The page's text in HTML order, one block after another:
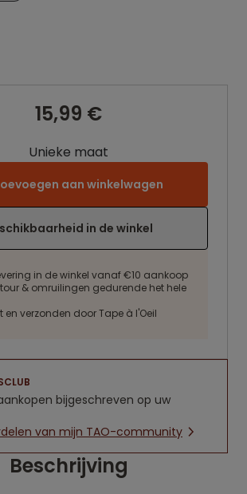
15,99 €
Unieke maat
aan winkelwagen
in de winkel
in de winkel vanaf €10 aankoop
& omruilingen gedurende het hele
en verzonden door Tape à l'Oeil
bijgeschreven op uw
van mijn TAO-community
Beschrijving